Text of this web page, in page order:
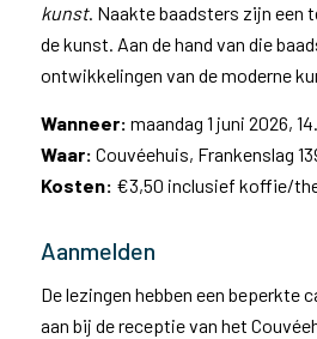
kunst. Naakte baadsters zijn een
de kunst. Aan de hand van die
ontwikkelingen van de moderne
Wanneer: maandag 1 juni 2026,
Waar: Couvéehuis, Frankenslag
Kosten: €3,50 inclusief koffie/
Aanmelden
De lezingen hebben een beperkte
aan bij de receptie van het